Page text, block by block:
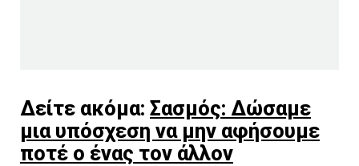
Δείτε ακόμα: Σασμός: Δώσαμε
μια υπόσχεση να μην αφήσουμε
ποτέ ο ένας τον άλλον